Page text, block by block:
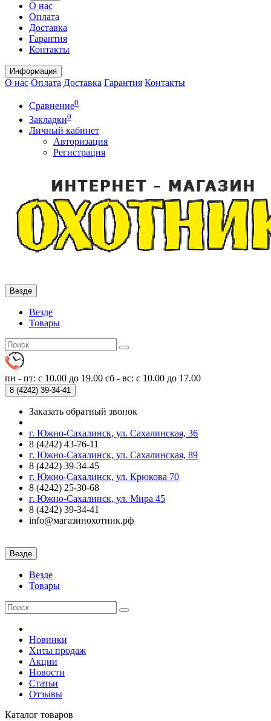
О нас
Оплата
Доставка
Гарантия
Контакты
Информация
О нас Оплата Доставка Гарантия Контакты
Сравнение0
Закладки0
Личный кабинет
Авторизация
Регистрация
Везде
Везде
Товары
пн - пт: с 10.00 до 19.00 сб - вс: с 10.00 до 17.00
8 (4242) 39-34-41
Заказать обратный звонок
г. Южно-Сахалинск, ул. Сахалинская, 36
8 (4242) 43-76-11
г. Южно-Сахалинск, ул. Сахалинская, 89
8 (4242) 39-34-45
г. Южно-Сахалинск, ул. Крюкова 70
8 (4242) 25-30-68
г. Южно-Сахалинск, ул. Мира 45
8 (4242) 39-34-41
info@магазинохотник.рф
Везде
Везде
Товары
Новинки
Хиты продаж
Акции
Новости
Статьи
Отзывы
Каталог товаров